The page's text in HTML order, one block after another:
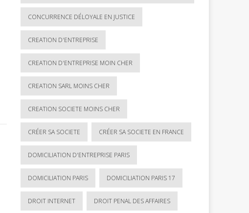
CONCURRENCE DÉLOYALE EN JUSTICE
CREATION D'ENTREPRISE
CREATION D'ENTREPRISE MOIN CHER
CREATION SARL MOINS CHER
CREATION SOCIETE MOINS CHER
CRÉER SA SOCIETE CRÉER SA SOCIETE EN FRANCE
DOMICILIATION D'ENTREPRISE PARIS
DOMICILIATION PARIS DOMICILIATION PARIS 17
DROIT INTERNET DROIT PENAL DES AFFAIRES